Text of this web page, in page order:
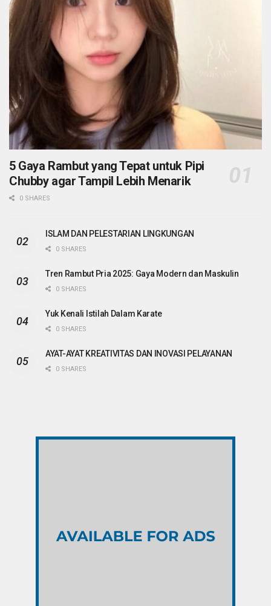
5 Gaya Rambut yang Tepat untuk Pipi
Chubby agar Tampil Lebih Menarik
0 SHARES
ISLAM DAN PELESTARIAN LINGKUNGAN
0 SHARES
Tren Rambut Pria 2025: Gaya Modern dan Maskulin
0 SHARES
Yuk Kenali Istilah Dalam Karate
0 SHARES
AYAT-AYAT KREATIVITAS DAN INOVASI PELAYANAN
0 SHARES